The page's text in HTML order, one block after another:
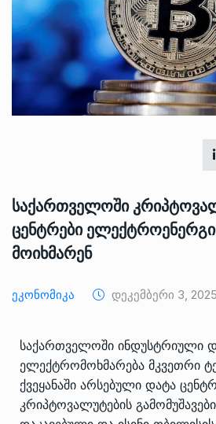
საქართველოში
ცენტრები
მოიხმარენ
Ეკონომიკა Დეკემბერი 3, 2025
საქართველოში ინდუსტრიული
ელექტრომოხმარება მკვეთრი
ქვეყანაში არსებული დატა
კრიპტოვალუტების